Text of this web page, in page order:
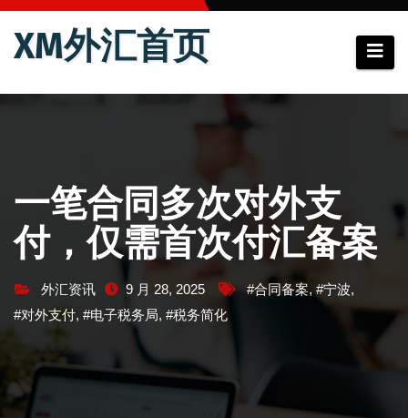
跳
XM外汇首页
一笔合同多次对外支
付，仅需首次付汇备案
外汇资讯 9 月 28, 2025 #合同备案, #宁波,
#对外支付, #电子税务局, #税务简化